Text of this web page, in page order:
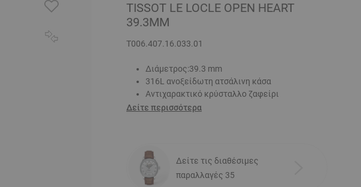
TISSOT LE LOCLE OPEN HEART
39.3MM
T006.407.16.033.01
Διάμετρος:39.3 mm
316L ανοξείδωτη ατσάλινη κάσα
Αντιχαρακτικό κρύσταλλο ζαφείρι
Δείτε περισσότερα
Δείτε τις διαθέσιμες
παραλλαγές 35